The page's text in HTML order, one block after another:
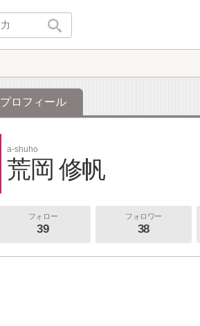
プロフィール
a-shuho
荒岡 修帆
フォロー
39
フォロワー
38